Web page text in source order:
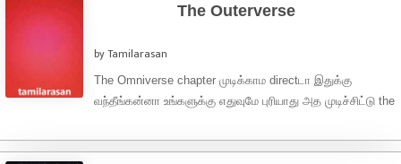
The Outerverse
by Tamilarasan
The Omniverse chapter முடிக்காம directடா இதுக்கு
வந்தீங்கன்னா உங்களுக்கு எதுவுமே புரியாது அத முடிச்சிட்டு the